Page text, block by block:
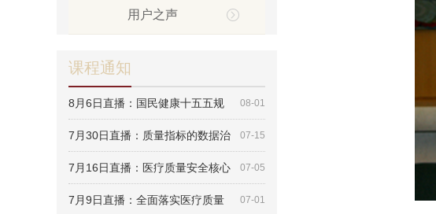
用户之声
课程通知
8月6日直播：国民健康十五五规 08-01
7月30日直播：质量指标的数据治 07-15
7月16日直播：医疗质量安全核心 07-05
7月9日直播：全面落实医疗质量 07-01